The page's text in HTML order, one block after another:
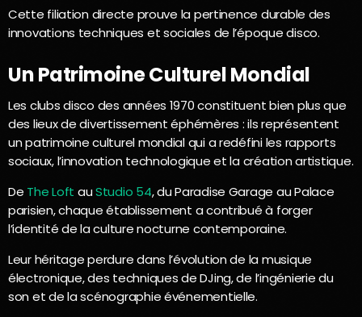
Cette filiation directe prouve la pertinence durable des
innovations techniques et sociales de l’époque disco.
Un Patrimoine Culturel Mondial
Les clubs disco des années 1970 constituent bien plus que
des lieux de divertissement éphémères : ils représentent
un patrimoine culturel mondial qui a redéfini les rapports
sociaux, l’innovation technologique et la création artistique.
De The Loft auStudio 54, du Paradise Garage au Palace
parisien, chaque établissement a contribué à forger
l’identité de la culture nocturne contemporaine.
Leur héritage perdure dans l’évolution de la musique
électronique, des techniques de DJing, de l’ingénierie du
son et de la scénographie événementielle.